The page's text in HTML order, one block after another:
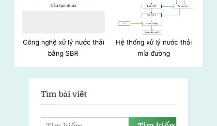
Công nghệ xử lý nước thải
bằng SBR
Hệ thống xử lý nước thải
mía đường
Tìm bài viết